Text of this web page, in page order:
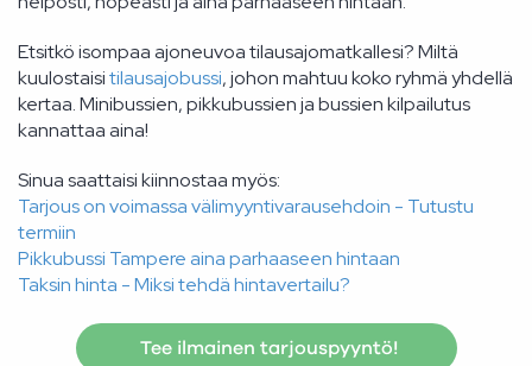
Etsitkö isompaa ajoneuvoa tilausajomatkallesi? Miltä
kuulostaisitilausajobussi, johon mahtuu koko ryhmä yhdellä
kertaa. Minibussien, pikkubussien ja bussien kilpailutus
kannattaa aina!
Sinua saattaisi kiinnostaa myös:
Tarjous on voimassa välimyyntivarausehdoin - Tutustu
termiin
Pikkubussi Tampere aina parhaaseen hintaan
Taksin hinta - Miksi tehdä hintavertailu?
Tee ilmainen tarjouspyyntö!